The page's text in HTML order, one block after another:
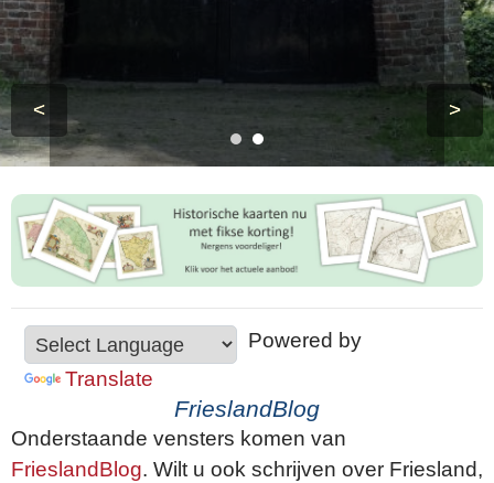
< >
Powered by
Translate
FrieslandBlog
Onderstaande vensters komen van
FrieslandBlog. Wilt u ook schrijven over Friesland,